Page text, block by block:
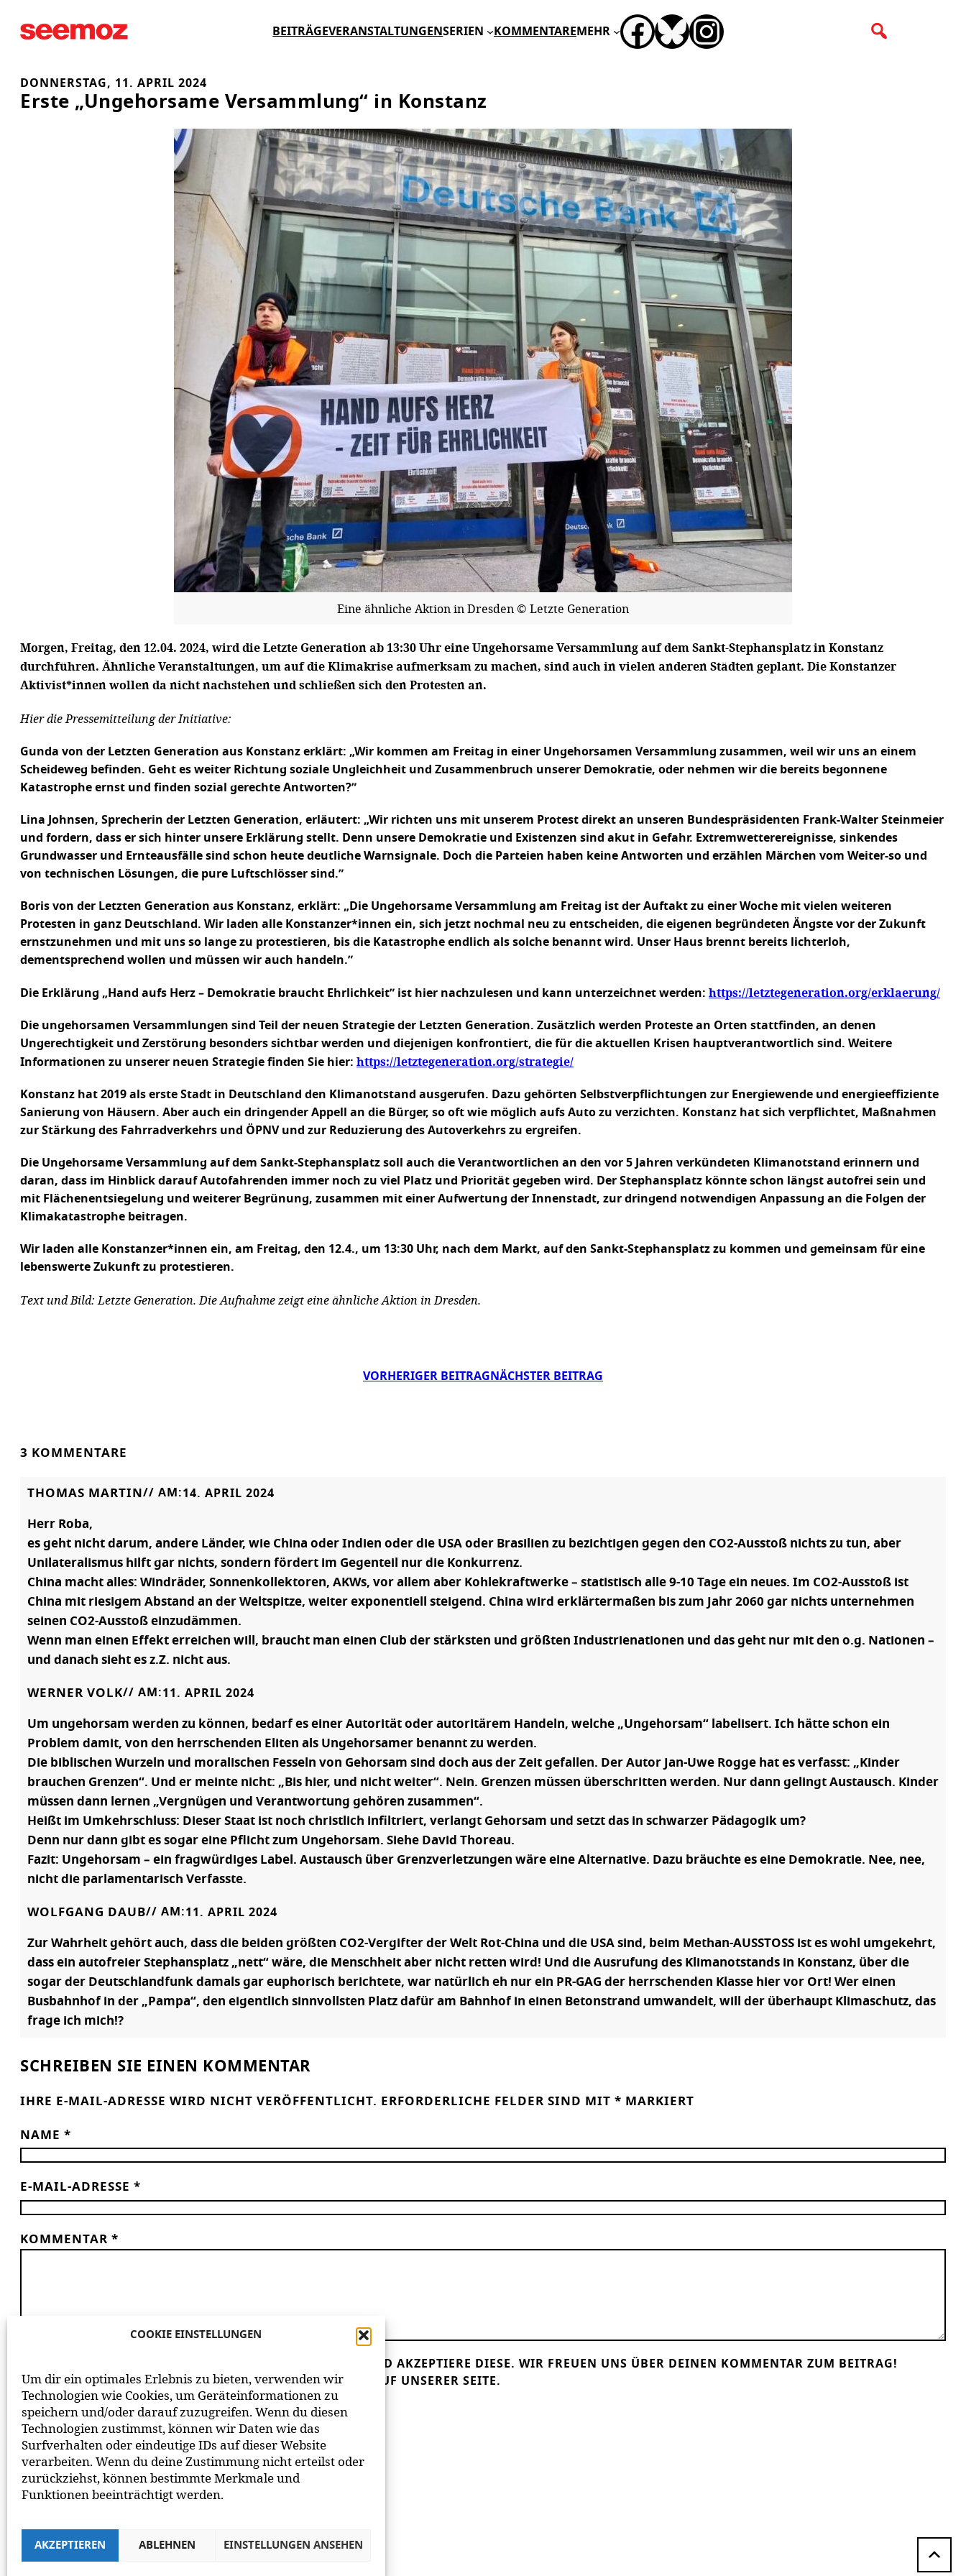
COOKIE EINSTELLUNGEN
Um dir ein optimales Erlebnis zu bieten, verwenden wir
Technologien wie Cookies, um Geräteinformationen zu
speichern und/oder darauf zuzugreifen. Wenn du diesen
Technologien zustimmst, können wir Daten wie das
Surfverhalten oder eindeutige IDs auf dieser Website
verarbeiten. Wenn du deine Zustimmung nicht erteilst oder
zurückziehst, können bestimmte Merkmale und
Funktionen beeinträchtigt werden.
AKZEPTIEREN ABLEHNEN EINSTELLUNGEN ANSEHEN
Inhalt
BEITRÄGEVERANSTALTUNGENSERIEN KOMMENTARE MEHR FACEBOOK
BLUESKYINSTAGRAM
DONNERSTAG, 11. APRIL 2024
Erste „Ungehorsame Versammlung“ in Konstanz
Eine ähnliche Aktion in Dresden © Letzte Generation
Morgen, Freitag, den 12.04. 2024, wird die Letzte Generation ab 13:30 Uhr eine Ungehorsame Versammlung auf dem Sankt-Stephansplatz in Konstanz
durchführen. Ähnliche Veranstaltungen, um auf die Klimakrise aufmerksam zu machen, sind auch in vielen anderen Städten geplant. Die Konstanzer
Aktivist*innen wollen da nicht nachstehen und schließen sich den Protesten an.
Hier die Pressemitteilung der Initiative:
Gunda von der Letzten Generation aus Konstanz erklärt: „Wir kommen am Freitag in einer Ungehorsamen Versammlung zusammen, weil wir uns an einem
Scheideweg befinden. Geht es weiter Richtung soziale Ungleichheit und Zusammenbruch unserer Demokratie, oder nehmen wir die bereits begonnene
Katastrophe ernst und finden sozial gerechte Antworten?”
Lina Johnsen, Sprecherin der Letzten Generation, erläutert: „Wir richten uns mit unserem Protest direkt an unseren Bundespräsidenten Frank-Walter Steinmeier
und fordern, dass er sich hinter unsere Erklärung stellt. Denn unsere Demokratie und Existenzen sind akut in Gefahr. Extremwetterereignisse, sinkendes
Grundwasser und Ernteausfälle sind schon heute deutliche Warnsignale. Doch die Parteien haben keine Antworten und erzählen Märchen vom Weiter-so und
von technischen Lösungen, die pure Luftschlösser sind.”
Boris von der Letzten Generation aus Konstanz, erklärt: „Die Ungehorsame Versammlung am Freitag ist der Auftakt zu einer Woche mit vielen weiteren
Protesten in ganz Deutschland. Wir laden alle Konstanzer*innen ein, sich jetzt nochmal neu zu entscheiden, die eigenen begründeten Ängste vor der Zukunft
ernstzunehmen und mit uns so lange zu protestieren, bis die Katastrophe endlich als solche benannt wird. Unser Haus brennt bereits lichterloh,
dementsprechend wollen und müssen wir auch handeln.”
Die Erklärung „Hand aufs Herz – Demokratie braucht Ehrlichkeit” ist hier nachzulesen und kann unterzeichnet werden: https://letztegeneration.org/erklaerung/
Die ungehorsamen Versammlungen sind Teil der neuen Strategie der Letzten Generation. Zusätzlich werden Proteste an Orten stattfinden, an denen
Ungerechtigkeit und Zerstörung besonders sichtbar werden und diejenigen konfrontiert, die für die aktuellen Krisen hauptverantwortlich sind. Weitere
Informationen zu unserer neuen Strategie finden Sie hier: https://letztegeneration.org/strategie/
Konstanz hat 2019 als erste Stadt in Deutschland den Klimanotstand ausgerufen. Dazu gehörten Selbstverpflichtungen zur Energiewende und energieeffiziente
Sanierung von Häusern. Aber auch ein dringender Appell an die Bürger, so oft wie möglich aufs Auto zu verzichten. Konstanz hat sich verpflichtet, Maßnahmen
zur Stärkung des Fahrradverkehrs und ÖPNV und zur Reduzierung des Autoverkehrs zu ergreifen.
Die Ungehorsame Versammlung auf dem Sankt-Stephansplatz soll auch die Verantwortlichen an den vor 5 Jahren verkündeten Klimanotstand erinnern und
daran, dass im Hinblick darauf Autofahrenden immer noch zu viel Platz und Priorität gegeben wird. Der Stephansplatz könnte schon längst autofrei sein und
mit Flächenentsiegelung und weiterer Begrünung, zusammen mit einer Aufwertung der Innenstadt, zur dringend notwendigen Anpassung an die Folgen der
Klimakatastrophe beitragen.
Wir laden alle Konstanzer*innen ein, am Freitag, den 12.4., um 13:30 Uhr, nach dem Markt, auf den Sankt-Stephansplatz zu kommen und gemeinsam für eine
lebenswerte Zukunft zu protestieren.
Text und Bild: Letzte Generation. Die Aufnahme zeigt eine ähnliche Aktion in Dresden.
VORHERIGER BEITRAG NÄCHSTER BEITRAG
3 KOMMENTARE
THOMAS MARTIN // AM:14. APRIL 2024
Herr Roba,
es geht nicht darum, andere Länder, wie China oder Indien oder die USA oder Brasilien zu bezichtigen gegen den CO2-Ausstoß nichts zu tun, aber
Unilateralismus hilft gar nichts, sondern fördert im Gegenteil nur die Konkurrenz.
China macht alles: Windräder, Sonnenkollektoren, AKWs, vor allem aber Kohlekraftwerke – statistisch alle 9-10 Tage ein neues. Im CO2-Ausstoß ist
China mit riesigem Abstand an der Weltspitze, weiter exponentiell steigend. China wird erklärtermaßen bis zum Jahr 2060 gar nichts unternehmen
seinen CO2-Ausstoß einzudämmen.
Wenn man einen Effekt erreichen will, braucht man einen Club der stärksten und größten Industrienationen und das geht nur mit den o.g. Nationen –
und danach sieht es z.Z. nicht aus.
WERNER VOLK// AM:11. APRIL 2024
Um ungehorsam werden zu können, bedarf es einer Autorität oder autoritärem Handeln, welche „Ungehorsam“ labelisert. Ich hätte schon ein
Problem damit, von den herrschenden Eliten als Ungehorsamer benannt zu werden.
Die biblischen Wurzeln und moralischen Fesseln von Gehorsam sind doch aus der Zeit gefallen. Der Autor Jan-Uwe Rogge hat es verfasst: „Kinder
brauchen Grenzen“. Und er meinte nicht: „Bis hier, und nicht weiter“. Nein. Grenzen müssen überschritten werden. Nur dann gelingt Austausch. Kinder
müssen dann lernen „Vergnügen und Verantwortung gehören zusammen“.
Heißt im Umkehrschluss: Dieser Staat ist noch christlich infiltriert, verlangt Gehorsam und setzt das in schwarzer Pädagogik um?
Denn nur dann gibt es sogar eine Pflicht zum Ungehorsam. Siehe David Thoreau.
Fazit: Ungehorsam – ein fragwürdiges Label. Austausch über Grenzverletzungen wäre eine Alternative. Dazu bräuchte es eine Demokratie. Nee, nee,
nicht die parlamentarisch Verfasste.
WOLFGANG DAUB// AM:11. APRIL 2024
Zur Wahrheit gehört auch, dass die beiden größten CO2-Vergifter der Welt Rot-China und die USA sind, beim Methan-AUSSTOSS ist es wohl umgekehrt,
dass ein autofreier Stephansplatz „nett“ wäre, die Menschheit aber nicht retten wird! Und die Ausrufung des Klimanotstands in Konstanz, über die
sogar der Deutschlandfunk damals gar euphorisch berichtete, war natürlich eh nur ein PR-GAG der herrschenden Klasse hier vor Ort! Wer einen
Busbahnhof in der „Pampa“, den eigentlich sinnvollsten Platz dafür am Bahnhof in einen Betonstrand umwandelt, will der überhaupt Klimaschutz, das
frage ich mich!?
SCHREIBEN SIE EINEN KOMMENTAR
IHRE E-MAIL-ADRESSE WIRD NICHT VERÖFFENTLICHT. ERFORDERLICHE FELDER SIND MIT * MARKIERT
NAME *
E-MAIL-ADRESSE *
KOMMENTAR *
GELESEN UND AKZEPTIERE DIESE. WIR FREUEN UNS ÜBER DEINEN KOMMENTAR ZUM BEITRAG!
BEACHTE BITTE UNSERENETIQUETTEZUM MITEINANDER AUF UNSERER SEITE.